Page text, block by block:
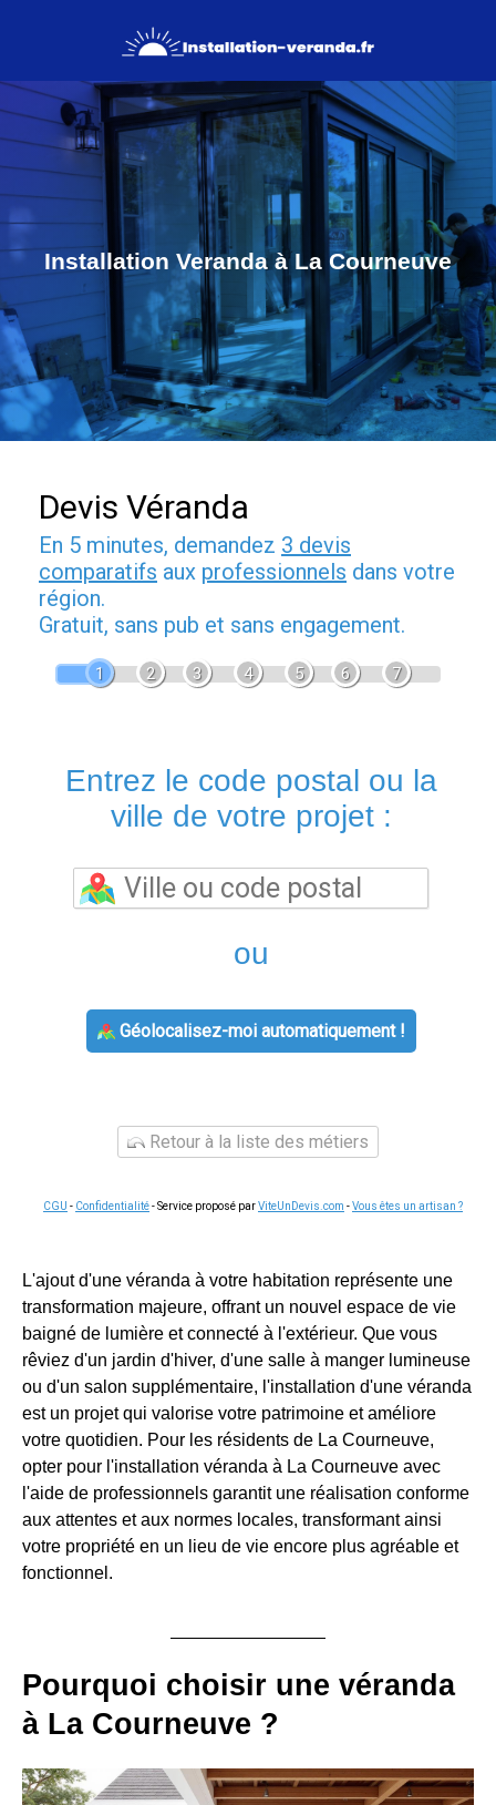
Installation Veranda à La Courneuve
Devis Véranda
En 5 minutes, demandez 3 devis
comparatifs aux professionnels dans votre
région.
Gratuit, sans pub et sans engagement.
1 2 3 4 5 6 7
Entrez le code postal ou la
ville de votre projet :
ou
Géolocalisez-moi automatiquement !
Retour à la liste des métiers
CGU - Confidentialité- Service proposé parViteUnDevis.com -Vous êtes un artisan ?
L'ajout d'une véranda à votre habitation représente une
transformation majeure, offrant un nouvel espace de vie
baigné de lumière et connecté à l'extérieur. Que vous
rêviez d'un jardin d'hiver, d'une salle à manger lumineuse
ou d'un salon supplémentaire, l'installation d'une véranda
est un projet qui valorise votre patrimoine et améliore
votre quotidien. Pour les résidents de La Courneuve,
opter pour l'installation véranda à La Courneuve avec
l'aide de professionnels garantit une réalisation conforme
aux attentes et aux normes locales, transformant ainsi
votre propriété en un lieu de vie encore plus agréable et
fonctionnel.
Pourquoi choisir une véranda
à La Courneuve ?